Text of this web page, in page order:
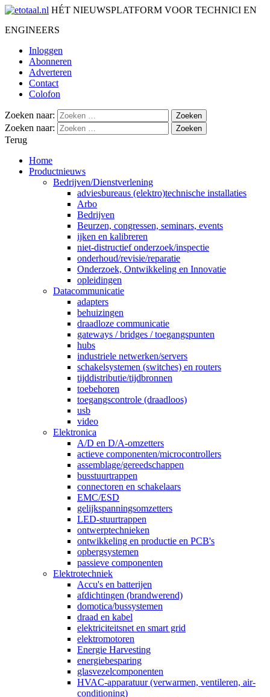
HÉT NIEUWSPLATFORM VOOR TECHNICI EN
ENGINEERS
Inloggen
Abonneren
Adverteren
Contact
Colofon
Zoeken naar:
Zoeken naar:
Terug
Home
Productnieuws
Bedrijven/Dienstverlening
adviesbureaus (elektro)technische installaties
Arbo
Bedrijven
Beurzen, congressen, seminars, events
ijken en kalibreren
niet-distructief onderzoek/inspectie
onderhoud/revisie/reparatie
Onderzoek, Ontwikkeling en Innovatie
opleidingen
Datacommunicatie
adapters
behuizingen
draadloze communicatie
gateways / bridges / toegangspunten
hubs
industriele netwerken/servers
schakelsystemen (switches) en routers
tijddistributie/tijdbronnen
toebehoren
toegangscontrole (draadloos)
usb
video
Elektronica
A/D en D/A-omzetters
actieve componenten/microcontrollers
assemblage/gereedschappen
busstuurtrappen
connectoren en schakelaars
EMC/ESD
gelijkspanningsomzetters
LED-stuurtrappen
ontwerptechnieken
ontwikkeling en productie en PCB's
opbergsystemen
passieve componenten
Elektrotechniek
Accu's en batterijen
afdichtingen (brandwerend)
domotica/bussystemen
draad en kabel
elektriciteitsnet en smart grid
elektromotoren
Energie Harvesting
energiebesparing
glasvezelcomponenten
HVAC-apparatuur (verwarmen, ventileren, air-
conditioning)